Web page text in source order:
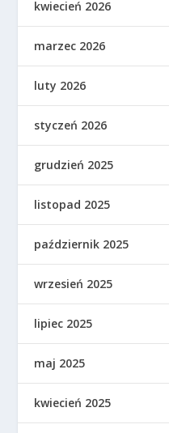
kwiecień 2026
marzec 2026
luty 2026
styczeń 2026
grudzień 2025
listopad 2025
październik 2025
wrzesień 2025
lipiec 2025
maj 2025
kwiecień 2025